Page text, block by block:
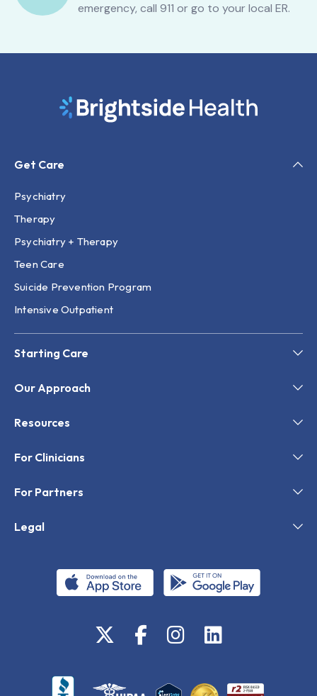
emergency, call 911 or go to your local ER.
Get Care
Psychiatry
Therapy
Psychiatry + Therapy
Teen Care
Suicide Prevention Program
Intensive Outpatient
Starting Care
Our Approach
Resources
For Clinicians
For Partners
Legal